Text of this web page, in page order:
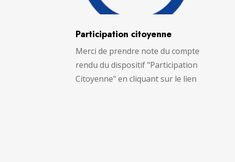
Participation citoyenne
Merci de prendre note du compte
rendu du dispositif "Participation
Citoyenne" en cliquant sur le lien